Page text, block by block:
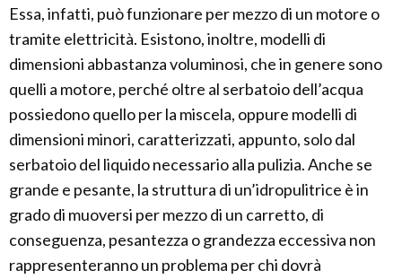
Essa, infatti, può funzionare per mezzo di un motore o
tramite elettricità. Esistono, inoltre, modelli di
dimensioni abbastanza voluminosi, che in genere sono
quelli a motore, perché oltre al serbatoio dell’acqua
possiedono quello per la miscela, oppure modelli di
dimensioni minori, caratterizzati, appunto, solo dal
serbatoio del liquido necessario alla pulizia. Anche se
grande e pesante, la struttura di un’idropulitrice è in
grado di muoversi per mezzo di un carretto, di
conseguenza, pesantezza o grandezza eccessiva non
rappresenteranno un problema per chi dovrà